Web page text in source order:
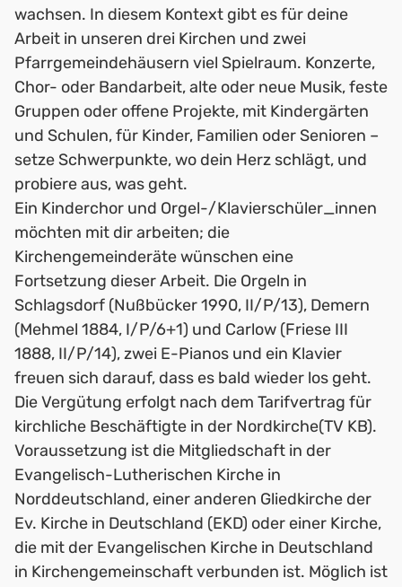
wachsen. In diesem Kontext gibt es für deine
Arbeit in unseren drei Kirchen und zwei
Pfarrgemeindehäusern viel Spielraum. Konzerte,
Chor- oder Bandarbeit, alte oder neue Musik, feste
Gruppen oder offene Projekte, mit Kindergärten
und Schulen, für Kinder, Familien oder Senioren –
setze Schwerpunkte, wo dein Herz schlägt, und
probiere aus, was geht.
Ein Kinderchor und Orgel-/Klavierschüler_innen
möchten mit dir arbeiten; die
Kirchengemeinderäte wünschen eine
Fortsetzung dieser Arbeit. Die Orgeln in
Schlagsdorf (Nußbücker 1990, II/P/13), Demern
(Mehmel 1884, I/P/6+1) und Carlow (Friese III
1888, II/P/14), zwei E-Pianos und ein Klavier
freuen sich darauf, dass es bald wieder los geht.
Die Vergütung erfolgt nach dem Tarifvertrag für
kirchliche Beschäftigte in der Nordkirche(TV KB).
Voraussetzung ist die Mitgliedschaft in der
Evangelisch-Lutherischen Kirche in
Norddeutschland, einer anderen Gliedkirche der
Ev. Kirche in Deutschland (EKD) oder einer Kirche,
die mit der Evangelischen Kirche in Deutschland
in Kirchengemeinschaft verbunden ist. Möglich ist